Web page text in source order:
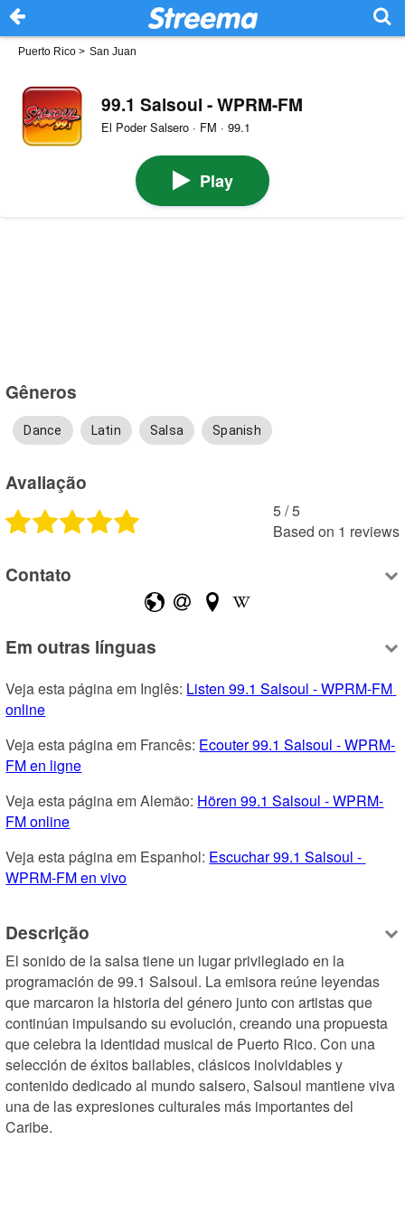
Puerto Rico > San Juan
99.1 Salsoul - WPRM-FM
El Poder Salsero · FM · 99.1
Play
Gêneros
Dance Latin Salsa Spanish
Avaliação
5 /5
Based on 1 reviews
Contato
Em outras línguas
Veja esta página em Inglês: Listen 99.1 Salsoul - WPRM-FM
online
Veja esta página em Francês: Ecouter 99.1 Salsoul - WPRM-
FM en ligne
Veja esta página em Alemão: Hören 99.1 Salsoul - WPRM-
FM online
Veja esta página em Espanhol: Escuchar 99.1 Salsoul -
WPRM-FM en vivo
Descrição
El sonido de la salsa tiene un lugar privilegiado en la
programación de 99.1 Salsoul. La emisora reúne leyendas
que marcaron la historia del género junto con artistas que
continúan impulsando su evolución, creando una propuesta
que celebra la identidad musical de Puerto Rico. Con una
selección de éxitos bailables, clásicos inolvidables y
contenido dedicado al mundo salsero, Salsoul mantiene viva
una de las expresiones culturales más importantes del
Caribe.